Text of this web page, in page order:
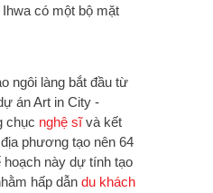
có một bộ mặt
ngôi làng bắt đầu từ
án Art in City -
chục nghệ sĩvà kết
phương tạo nên 64
này dự tính tạo
hấp dẫn du khách